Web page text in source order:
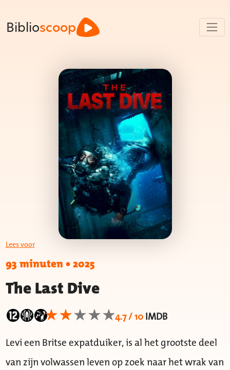
Biblioscoop
Lees voor
93 minuten•2025
The Last Dive
4.7 / 10IMDB
Levi een Britse expatduiker, is al het grootste deel
van zijn volwassen leven op zoek naar het wrak van